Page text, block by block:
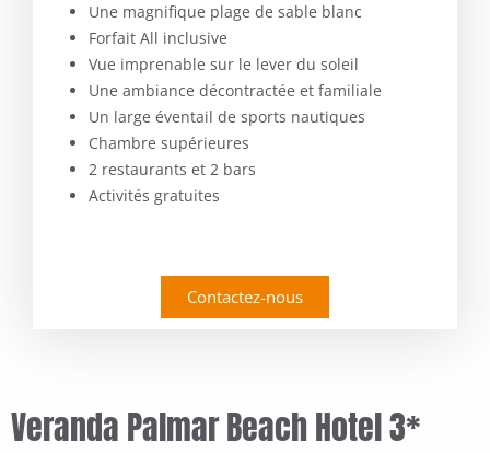
Une magnifique plage de sable blanc
Forfait All inclusive
Vue imprenable sur le lever du soleil
Une ambiance décontractée et familiale
Un large éventail de sports nautiques
Chambre supérieures
2 restaurants et 2 bars
Activités gratuites
Contactez-nous
Veranda Palmar Beach Hotel 3*